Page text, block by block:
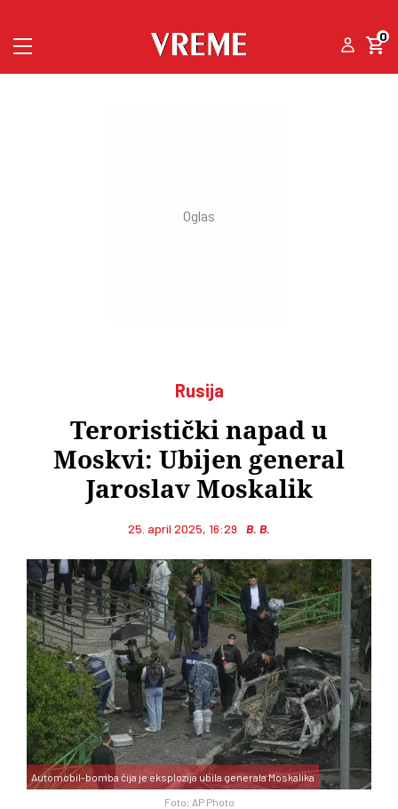
0
Rusija
Teroristički napad u
Moskvi: Ubijen general
Jaroslav Moskalik
25. april 2025, 16:29 B. B.
Foto; AP Photo
Automobil-bomba čija je eksplozija ubila generala Moskalika